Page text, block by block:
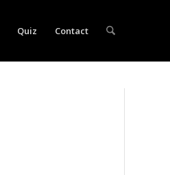
Quiz Contact